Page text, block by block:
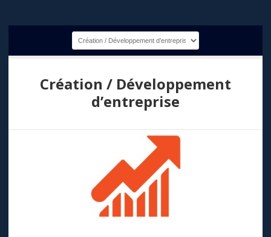
Création / Développement
d’entreprise